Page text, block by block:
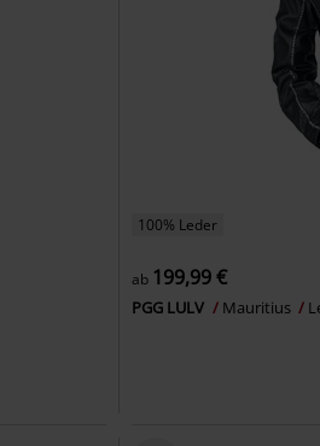
100% Leder
ab 199,99 €
PGG LULV Mauritius